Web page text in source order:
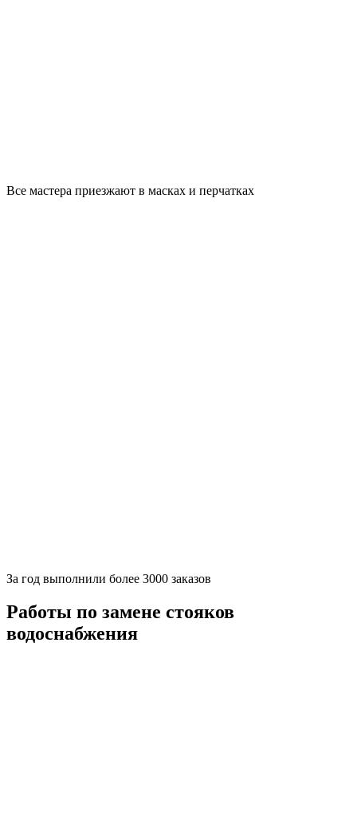
Все мастера приезжают в масках и перчатках
За год выполнили более 3000 заказов
Работы по замене стояков
водоснабжения